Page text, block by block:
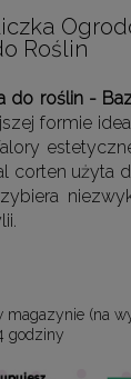
Roślin
do roślin -
formie
corten użyta
magazynie (na
godziny